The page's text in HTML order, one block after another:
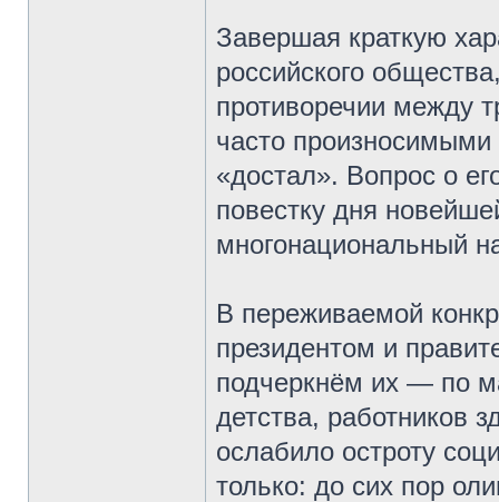
Завершая краткую
российского
противоречии между
часто произносимыми
«достал». Вопрос о
повестку дня
многонациональный
В переживаемой
президентом и
подчеркнём их — по
детства, работников
ослабило остроту
только: до сих пор